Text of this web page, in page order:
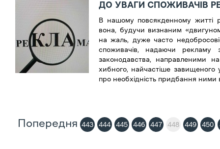
ДО УВАГИ СПОЖИВАЧІВ
В нашому повсякденному житті
вона, будучи визнаним
на жаль, дуже часто
споживачів, надаючи
законодавства, направленими
хибного, найчастіше
про необхідність придбання ними
Попередня 443 444 445 446 447 448 449 450